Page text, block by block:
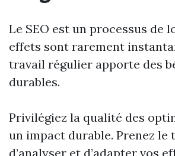
Le SEO est un processus de
effets sont rarement
travail régulier apporte des
durables.
Privilégiez la qualité des
un impact durable. Prenez le
d’analyser et d’adapter vos